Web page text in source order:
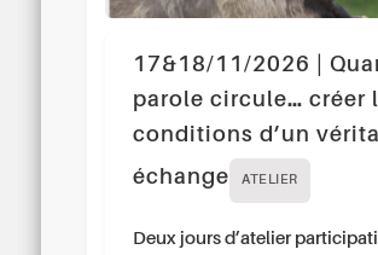
17&18/11/2026 |
parole circule… créer
conditions d’un
échange
ATELIER
Deux jours d’atelier